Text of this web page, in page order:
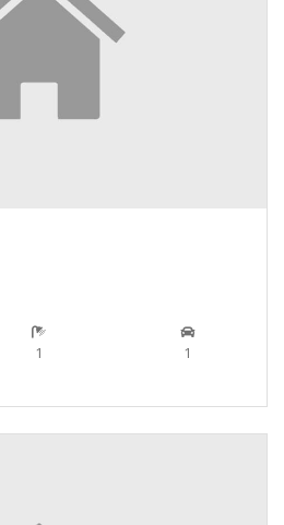
1
1